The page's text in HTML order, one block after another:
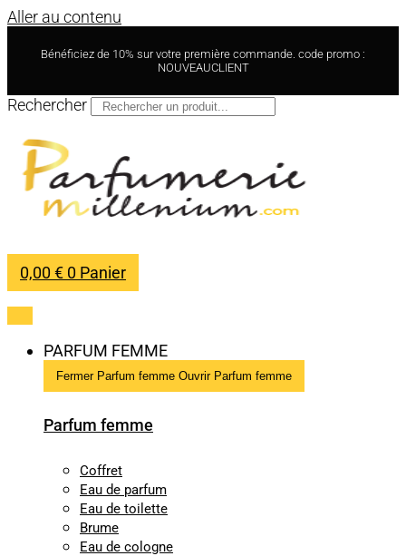
Aller au contenu
Bénéficiez de 10% sur votre première commande. code promo :
NOUVEAUCLIENT
Rechercher
0,00€ 0 Panier
PARFUM FEMME
Fermer Parfum femme Ouvrir Parfum femme
Parfum femme
Coffret
Eau de parfum
Eau de toilette
Brume
Eau de cologne